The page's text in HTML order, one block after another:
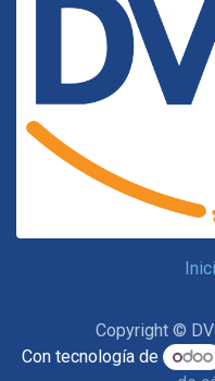
Copyright ©
Con tecnología de